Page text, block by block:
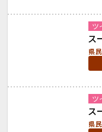
ツ
ス
県
ツ
ス
県